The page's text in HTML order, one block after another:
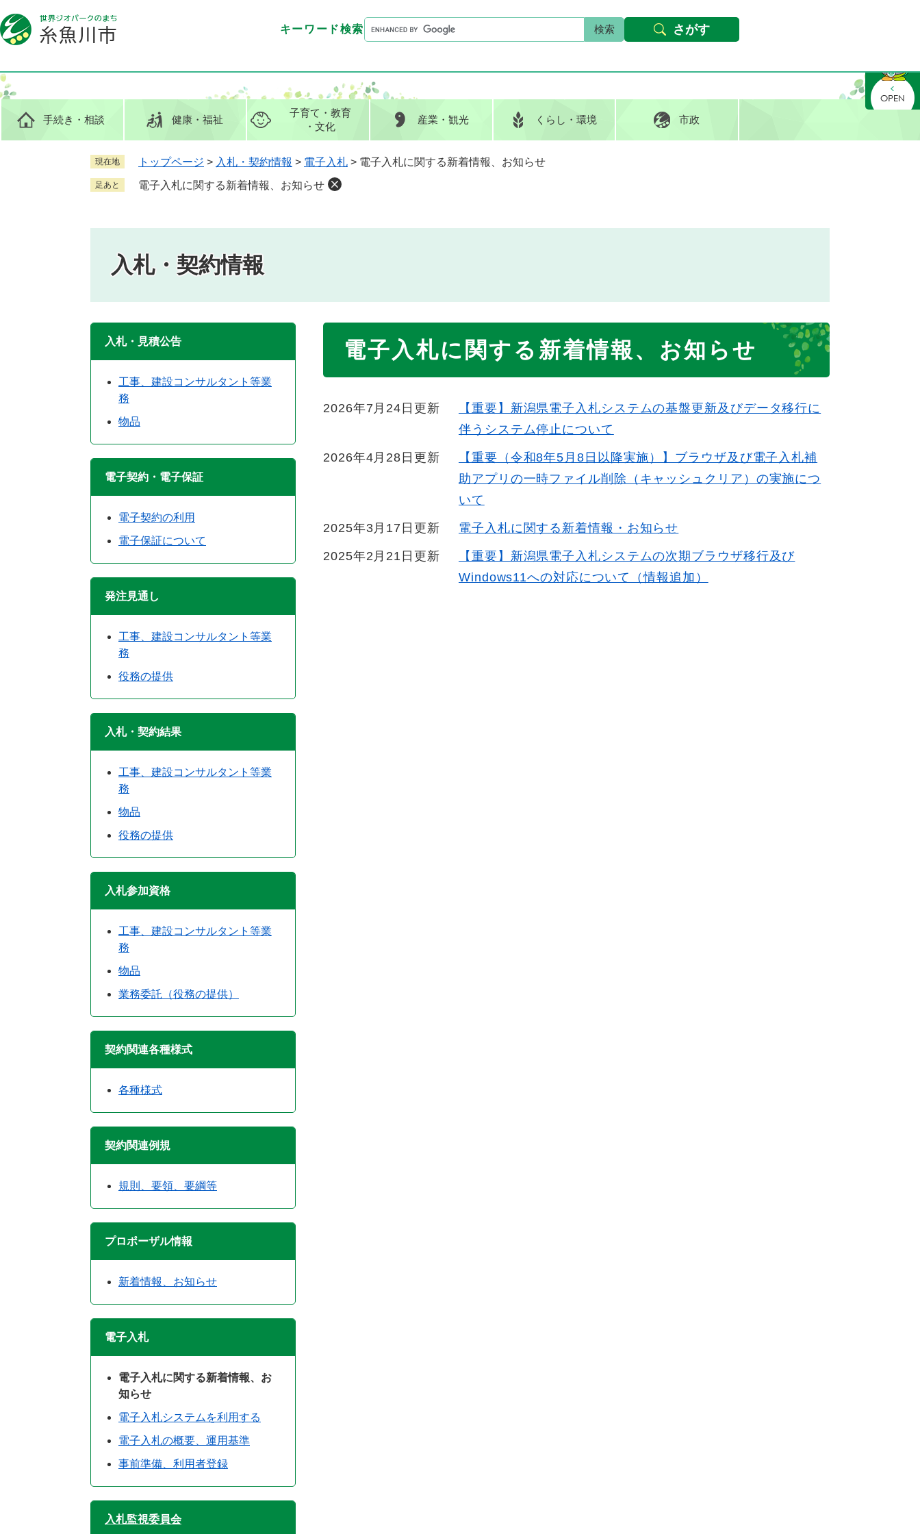
ー
ジ
先
頭
。
ニ
ュ
を
飛
て
本文へ Foreign languages
キーワード検索G
o
e
カ
手続き ・相談 健康・福祉
子育て ・教育
・文化
産業 ・観光 くらし ・環境 市政
キーワード検索
G
o
g
l
ス
タ
さがす
現在地 トップページ > 入札・契約情報 > 電子入札 > 電子入札に関する新着情報、お知らせ
足あと 電子入札に関する新着情報、お知らせ
入札・契約情報
電子入札に関する新着情報、お知らせ
2026年7月24日更新
【重要】新潟県電子入札システムの基盤更新及びデータ移行に
伴うシステム停止について
2026年4月28日更新
【重要（令和8年5月8日以降実施）】ブラウザ及び電子入札補
助アプリの一時ファイル削除（キャッシュクリア）の実施につ
いて
2025年3月17日更新 電子入札に関する新着情報・お知らせ
2025年2月21日更新
【重要】新潟県電子入札システムの次期ブラウザ移行及び
Windows11への対応について（情報追加）
入札・見積公告
工事、建設コンサルタント等業
務
物品
電子契約・電子保証
電子契約の利用
電子保証について
発注見通し
工事、建設コンサルタント等業
務
役務の提供
入札・契約結果
工事、建設コンサルタント等業
務
物品
役務の提供
入札参加資格
工事、建設コンサルタント等業
務
物品
業務委託（役務の提供）
契約関連各種様式
各種様式
契約関連例規
規則、要領、要綱等
プロポーザル情報
新着情報、お知らせ
電子入札
電子入札に関する新着情報、お
知らせ
電子入札システムを利用する
電子入札の概要、運用基準
事前準備、利用者登録
入札監視委員会